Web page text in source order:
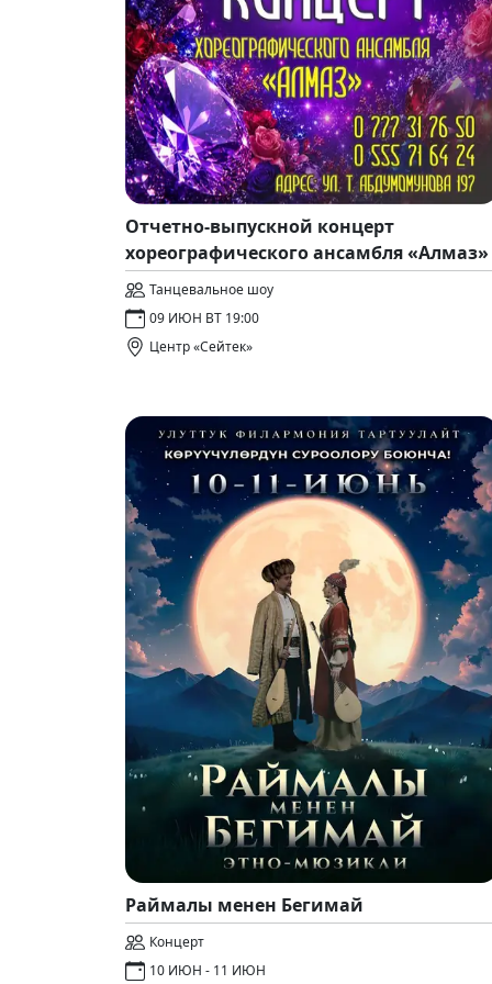
Отчетно-выпускной концерт
хореографического ансамбля «Алмаз»
Танцевальное шоу
09 ИЮН ВТ 19:00
Центр «Сейтек»
Раймалы менен Бегимай
Концерт
10 ИЮН - 11 ИЮН